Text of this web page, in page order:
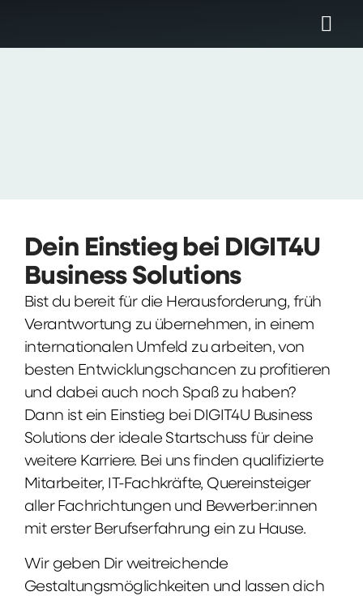
Dein Einstieg bei DIGIT4U
Business Solutions
Bist du bereit für die Herausforderung, früh
Verantwortung zu übernehmen, in einem
internationalen Umfeld zu arbeiten, von
besten Entwicklungschancen zu profitieren
und dabei auch noch Spaß zu haben?
Dann ist ein Einstieg bei DIGIT4U Business
Solutions der ideale Startschuss für deine
weitere Karriere. Bei uns finden qualifizierte
Mitarbeiter, IT-Fachkräfte, Quereinsteiger
aller Fachrichtungen und Bewerber:innen
mit erster Berufserfahrung ein zu Hause.
Wir geben Dir weitreichende
Gestaltungsmöglichkeiten und lassen dich